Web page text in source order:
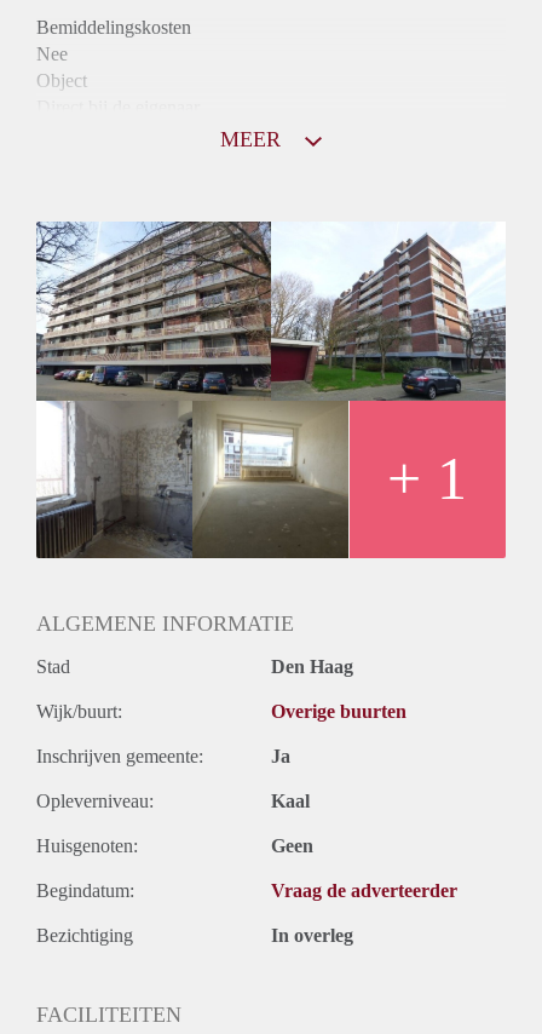
Bemiddelingskosten
Nee
Object
Huurtoeslag
Mogelijk
Inkomen eis
N.V.T.
Huurtermijn
Onbepaalde termijn
Oplevering
Kaal
MEER
+ 1
ALGEMENE INFORMATIE
Stad Den Haag
Wijk/buurt: Overige buurten
Inschrijven gemeente: Ja
Opleverniveau: Kaal
Huisgenoten: Geen
Begindatum: Vraag de adverteerder
Bezichtiging In overleg
FACILITEITEN